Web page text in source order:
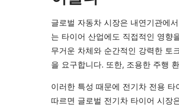
글로벌 자동차 시장은 내연기관에
는 타이어 산업에도 직접적인 영향
무거운 차체와 순간적인 강력한 토
을 요구합니다. 또한, 조용한 주행
이러한 특성 때문에 전기차 전용
따르면 글로벌 전기차 타이어 시